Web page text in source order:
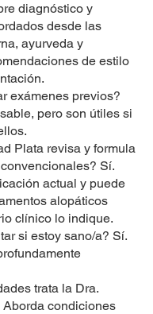
diagnóstico y
desde las
ayurveda y
de estilo
exámenes previos?
pero son útiles si
Plata revisa y formula
Sí.
actual y puede
alopáticos
clínico lo indique.
si estoy sano/a? Sí.
trata la Dra.
condiciones